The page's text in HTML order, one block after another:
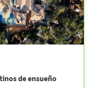
de ensueño